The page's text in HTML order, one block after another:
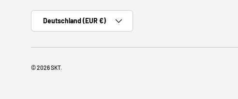
Deutschland (EUR €)
© 2026SKT.